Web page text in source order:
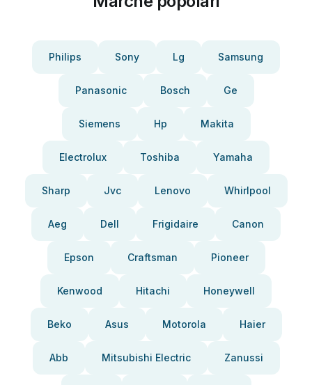
Philips Sony Lg Samsung
Panasonic Bosch Ge
Siemens Hp Makita
Electrolux Toshiba Yamaha
Sharp Jvc Lenovo Whirlpool
Aeg Dell Frigidaire Canon
Epson Craftsman Pioneer
Kenwood Hitachi Honeywell
Beko Asus Motorola Haier
Abb Mitsubishi Electric Zanussi